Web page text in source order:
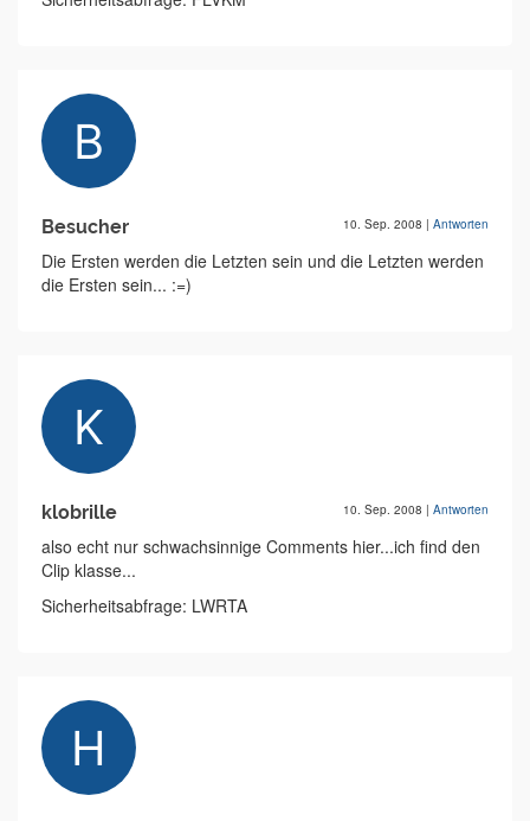
Besucher 10. Sep. 2008 | Antworten
Die Ersten werden die Letzten sein und die Letzten werden
die Ersten sein... :=)
klobrille 10. Sep. 2008 | Antworten
also echt nur schwachsinnige Comments hier...ich find den
Clip klasse...
Sicherheitsabfrage: LWRTA